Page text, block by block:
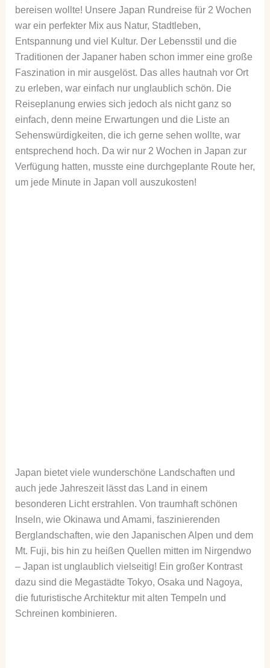
bereisen wollte! Unsere Japan Rundreise für 2 Wochen
war ein perfekter Mix aus Natur, Stadtleben,
Entspannung und viel Kultur. Der Lebensstil und die
Traditionen der Japaner haben schon immer eine große
Faszination in mir ausgelöst. Das alles hautnah vor Ort
zu erleben, war einfach nur unglaublich schön. Die
Reiseplanung erwies sich jedoch als nicht ganz so
einfach, denn meine Erwartungen und die Liste an
Sehenswürdigkeiten, die ich gerne sehen wollte, war
entsprechend hoch. Da wir nur 2 Wochen in Japan zur
Verfügung hatten, musste eine durchgeplante Route her,
um jede Minute in Japan voll auszukosten!
Japan bietet viele wunderschöne Landschaften und
auch jede Jahreszeit lässt das Land in einem
besonderen Licht erstrahlen. Von traumhaft schönen
Inseln, wie Okinawa und Amami, faszinierenden
Berglandschaften, wie den Japanischen Alpen und dem
Mt. Fuji, bis hin zu heißen Quellen mitten im Nirgendwo
– Japan ist unglaublich vielseitig! Ein großer Kontrast
dazu sind die Megastädte Tokyo, Osaka und Nagoya,
die futuristische Architektur mit alten Tempeln und
Schreinen kombinieren.